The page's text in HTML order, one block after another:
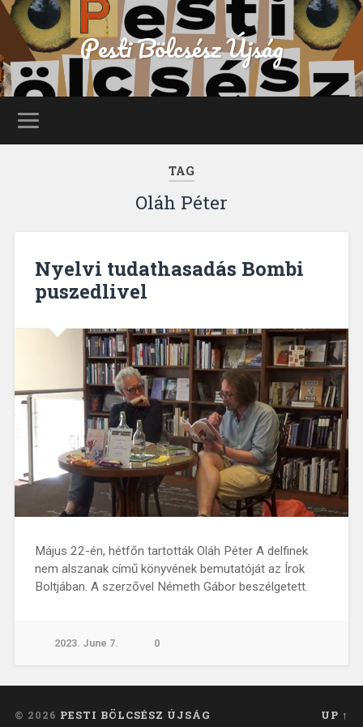
Pesti Bölcsész Újság
TAG
Oláh Péter
Nyelvi tudathasadás Bombi
puszedlivel
Május 22-én, hétfőn tartották Oláh Péter A delfinek
nem alszanak című könyvének bemutatóját az Írok
Boltjában. A szerzővel Németh Gábor beszélgetett.
2023. June 7. 0
© 2026 PESTI BÖLCSÉSZ ÚJSÁG UP ↑